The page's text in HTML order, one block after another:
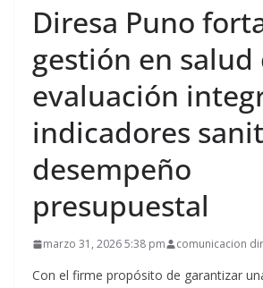
Diresa Puno
gestión en salud
evaluación
indicadores
desempeño
presupuestal
marzo 31, 2026 5:38 pm comunicacion
Con el firme propósito de garantizar